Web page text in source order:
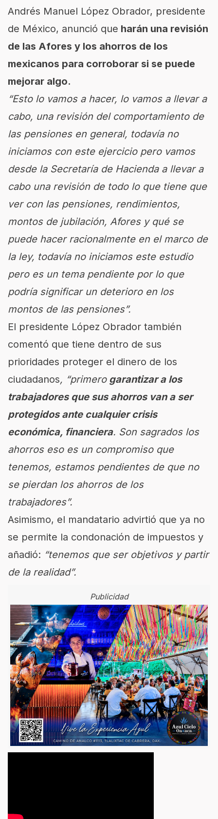
Andrés Manuel López Obrador, presidente
de México, anunció que harán una revisión
de las Afores y los ahorros de los
mexicanos para corroborar si se puede
mejorar algo.
“Esto lo vamos a hacer, lo vamos a llevar a
cabo, una revisión del comportamiento de
las pensiones en general, todavía no
iniciamos con este ejercicio pero vamos
desde la Secretaría de Hacienda a llevar a
cabo una revisión de todo lo que tiene que
ver con las pensiones, rendimientos,
montos de jubilación, Afores y qué se
puede hacer racionalmente en el marco de
la ley, todavía no iniciamos este estudio
pero es un tema pendiente por lo que
podría significar un deterioro en los
montos de las pensiones”.
El presidente López Obrador también
comentó que tiene dentro de sus
prioridades proteger el dinero de los
ciudadanos, “primerogarantizar a los
trabajadores que sus ahorros van a ser
protegidos ante cualquier crisis
económica, financiera. Son sagrados los
ahorros eso es un compromiso que
tenemos, estamos pendientes de que no
se pierdan los ahorros de los
trabajadores”.
Asimismo, el mandatario advirtió que ya no
se permite la condonación de impuestos y
añadió: “tenemos que ser objetivos y partir
de la realidad”.
Publicidad